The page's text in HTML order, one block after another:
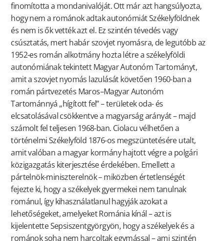
finomította a mondanivalóját. Ott már azt hangsúlyozta,
hogy nem a románok adtak autonómiát Székelyföldnek
és nem is ők vették azt el. Ez szintén tévedés vagy
csúsztatás, mert habár szovjet nyomásra, de legutóbb az
1952-es román alkotmány hozta létre a székelyföldi
autonómiának tekintett Magyar Autonóm Tartományt,
amit a szovjet nyomás lazulását követően 1960-ban a
román pártvezetés Maros–Magyar Autonóm
Tartománnyá „hígított fel” – területek oda- és
elcsatolásával csökkentve a magyarság arányát – majd
számolt fel teljesen 1968-ban. Ciolacu vélhetően a
történelmi Székelyföld 1876-os megszüntetésére utalt,
amit valóban a magyar kormány hajtott végre a polgári
közigazgatás kiterjesztése érdekében. Emellett a
pártelnök-miniszterelnök – miközben értetlenségét
fejezte ki, hogy a székelyek gyermekei nem tanulnak
románul, így kihasználatlanul hagyják azokat a
lehetőségeket, amelyeket Románia kínál – azt is
kijelentette Sepsiszentgyörgyön, hogy a székelyek és a
románok soha nem harcoltak egymással – ami szintén